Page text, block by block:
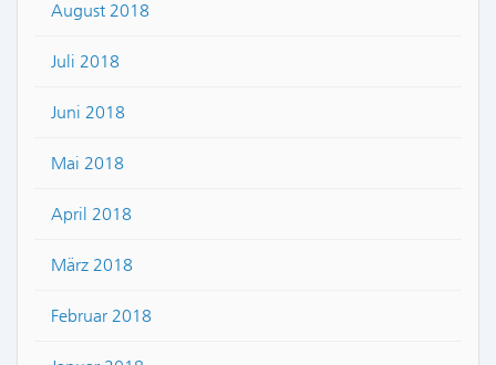
August 2018
Juli 2018
Juni 2018
Mai 2018
April 2018
März 2018
Februar 2018